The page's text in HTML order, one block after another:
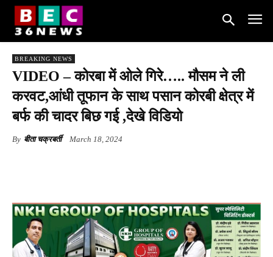
BREAKING NEWS
VIDEO – कोरबा में ओले गिरे….. मौसम ने ली
करवट,आंधी तूफान के साथ पसान कोरबी क्षेत्र में
बर्फ की चादर बिछ गई ,देखे विडियो
By बीता चक्रबर्ती March 18, 2024